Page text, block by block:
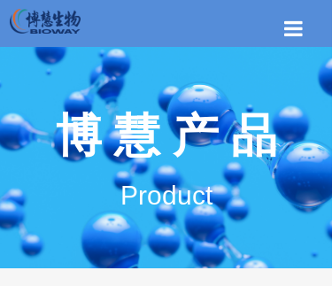
首页
关于博慧
博慧产品
新闻资讯
联系我们
博 慧 产 品
Product